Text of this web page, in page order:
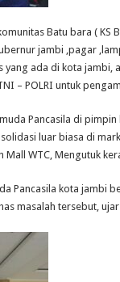
Batu bara ( KS
jambi ,pagar
ada di kota jambi,
– POLRI untuk
Pancasila di
luar biasa di
WTC, Mengutuk
Pancasila kota jambi
masalah tersebut, ujar